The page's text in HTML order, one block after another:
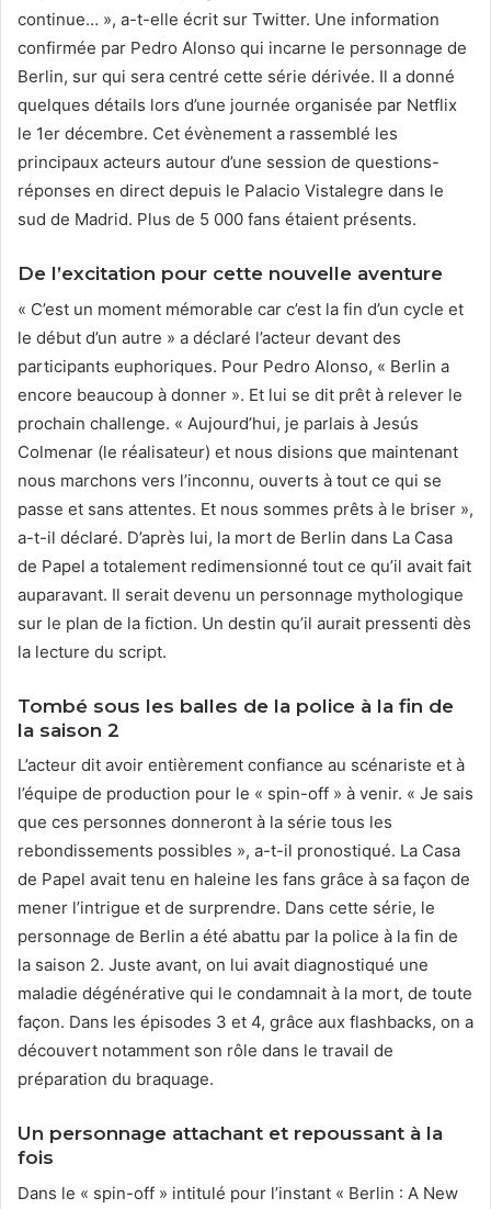
continue… », a-t-elle écrit sur Twitter. Une information
confirmée par Pedro Alonso qui incarne le personnage de
Berlin, sur qui sera centré cette série dérivée. Il a donné
quelques détails lors d’une journée organisée par Netflix
le 1er décembre. Cet évènement a rassemblé les
principaux acteurs autour d’une session de questions-
réponses en direct depuis le Palacio Vistalegre dans le
sud de Madrid. Plus de 5 000 fans étaient présents.
De l’excitation pour cette nouvelle aventure
« C’est un moment mémorable car c’est la fin d’un cycle et
le début d’un autre » a déclaré l’acteur devant des
participants euphoriques. Pour Pedro Alonso, « Berlin a
encore beaucoup à donner ». Et lui se dit prêt à relever le
prochain challenge. « Aujourd’hui, je parlais à Jesús
Colmenar (le réalisateur) et nous disions que maintenant
nous marchons vers l’inconnu, ouverts à tout ce qui se
passe et sans attentes. Et nous sommes prêts à le briser »,
a-t-il déclaré. D’après lui, la mort de Berlin dans La Casa
de Papel a totalement redimensionné tout ce qu’il avait fait
auparavant. Il serait devenu un personnage mythologique
sur le plan de la fiction. Un destin qu’il aurait pressenti dès
la lecture du script.
Tombé sous les balles de la police à la fin de
la saison 2
L’acteur dit avoir entièrement confiance au scénariste et à
l’équipe de production pour le « spin-off » à venir. « Je sais
que ces personnes donneront à la série tous les
rebondissements possibles », a-t-il pronostiqué. La Casa
de Papel avait tenu en haleine les fans grâce à sa façon de
mener l’intrigue et de surprendre. Dans cette série, le
personnage de Berlin a été abattu par la police à la fin de
la saison 2. Juste avant, on lui avait diagnostiqué une
maladie dégénérative qui le condamnait à la mort, de toute
façon. Dans les épisodes 3 et 4, grâce aux flashbacks, on a
découvert notamment son rôle dans le travail de
préparation du braquage.
Un personnage attachant et repoussant à la
fois
Dans le « spin-off » intitulé pour l’instant « Berlin : A New